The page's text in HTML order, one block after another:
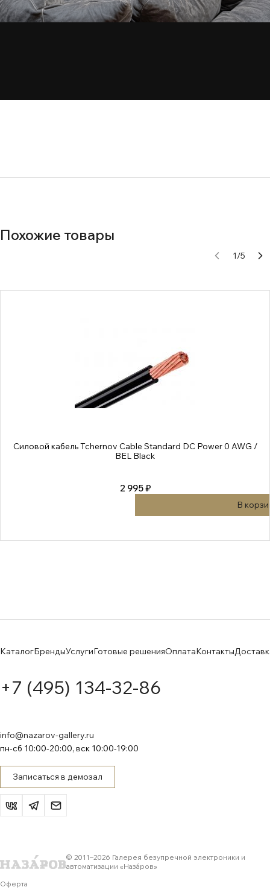
Похожие товары
1/5
Силовой кабель Tchernov Cable Standard DC Power 0 AWG /
BEL Black
2 995 ₽
В
КаталогБрендыУслугиГотовые решенияОплатаКонтакты
+7 (495) 134-32-86
info@nazarov-gallery.ru
пн-сб 10:00-20:00, вск 10:00-19:00
Записаться в демозал
© 2011–2026 Галерея безупречной электроники и
автоматизации «Назáров»
Оферта